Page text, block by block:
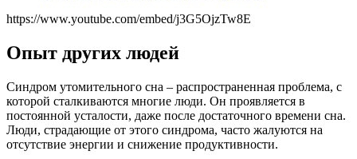
https://www.youtube.com/embed/j3G5OjzTw8E
Опыт других людей
Синдром утомительного сна – распространенная проблема, с
которой сталкиваются многие люди. Он проявляется в
постоянной усталости, даже после достаточного времени сна.
Люди, страдающие от этого синдрома, часто жалуются на
отсутствие энергии и снижение продуктивности.